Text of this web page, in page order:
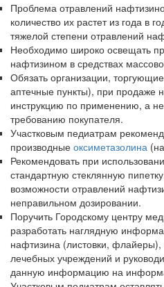
Проблема отравлений
количество их растет из года в
тяжелой степени отравлений
Необходимо широко освещать
нафтизином в средствах
Обязать организации,
аптеч­ные пункты), при продаже
инструкцию по приме­нению, а
требованию покупателя.
Участковым педиатрам
производ­ные оксиметазолина
Рекомендовать при
стандартную стеклянную
возможности отравле­ний
неправильном дозировании.
Поручить Городскому центру
разра­ботать наглядную
нафтизина (листовки,
лечебных учреждений и
данную информацию на